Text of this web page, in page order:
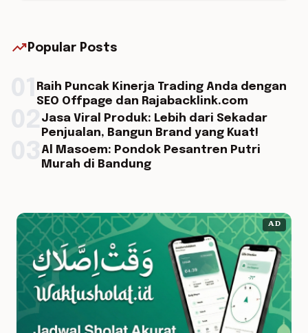
trending_up Popular Posts
Raih Puncak Kinerja Trading Anda dengan
SEO Offpage dan Rajabacklink.com
Jasa Viral Produk: Lebih dari Sekadar
Penjualan, Bangun Brand yang Kuat!
Al Masoem: Pondok Pesantren Putri
Murah di Bandung
AD